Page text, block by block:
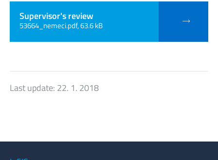
Supervisor's review
53664_nemeci.pdf, 63.6 kB
Last update: 22. 1. 2018